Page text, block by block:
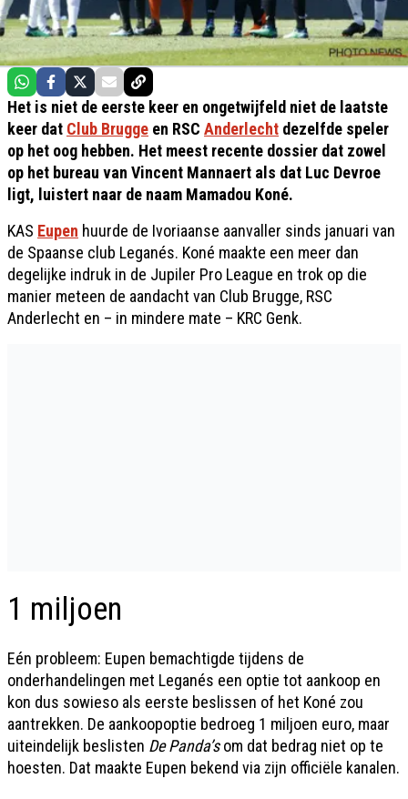
Het is niet de eerste keer en ongetwijfeld niet de laatste
keer dat Club Brugge en RSC Anderlecht dezelfde speler
op het oog hebben. Het meest recente dossier dat zowel
op het bureau van Vincent Mannaert als dat Luc Devroe
ligt, luistert naar de naam Mamadou Koné.
KAS Eupen huurde de Ivoriaanse aanvaller sinds januari van
de Spaanse club Leganés. Koné maakte een meer dan
degelijke indruk in de Jupiler Pro League en trok op die
manier meteen de aandacht van Club Brugge, RSC
Anderlecht en – in mindere mate – KRC Genk.
1 miljoen
Eén probleem: Eupen bemachtigde tijdens de
onderhandelingen met Leganés een optie tot aankoop en
kon dus sowieso als eerste beslissen of het Koné zou
aantrekken. De aankoopoptie bedroeg 1 miljoen euro, maar
uiteindelijk beslisten De Panda’som dat bedrag niet op te
hoesten. Dat maakte Eupen bekend via zijn officiële kanalen.